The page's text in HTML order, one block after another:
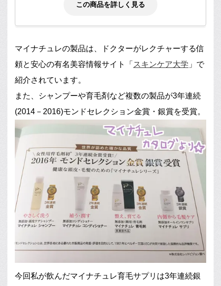
この商品を詳しく見る
マイナチュレの製品は、ドクターがレクチャーする信
頼と安心の有名美容情報サイト「 スキンケア大学 」で
紹介されています。
また、シャンプーや育毛剤など複数の製品が3年連続
(2014－2016)モンドセレクション金賞・銀賞を受賞。
今回私が飲んだマイナチュレ育毛サプリは3年連続銀